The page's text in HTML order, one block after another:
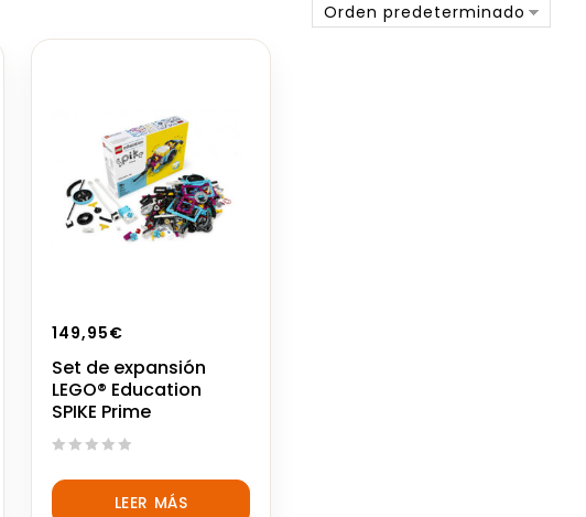
Orden predeterminado
149,95€
Set de expansión
LEGO® Education
SPIKE Prime
out
LEER MÁS